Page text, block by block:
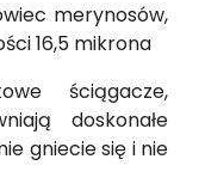
merynosów,
16,5 mikrona
ściągacze,
doskonałe
gniecie się i nie